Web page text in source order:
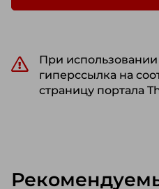
При
гиперссылка на
страницу портала